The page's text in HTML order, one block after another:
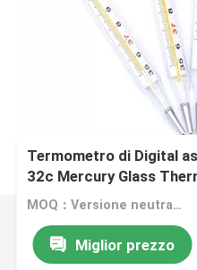
Termometro di Digital
32c Mercury Glass
MOQ：Versione neutrale inglese: MOQ 100PCS/OEM: MOQ 10080PCS
Miglior prezzo